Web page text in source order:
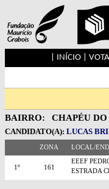
INÍCIO|
BAIRRO: CHAPÉU DO
CANDIDATO(A): LUCAS
ZONA LOCAL/
1º 161
EEEF
ESTRADA